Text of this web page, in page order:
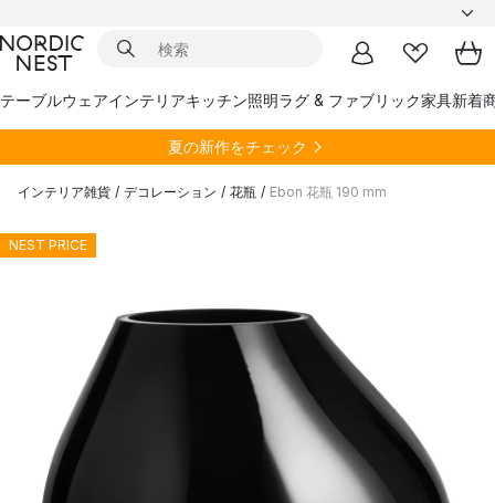
テーブルウェアインテリアキッチン照明ラグ & ファブリック家具新着
夏の新作をチェック
インテリア雑貨 / デコレーション / 花瓶 / Ebon 花瓶 190 mm
NEST PRICE